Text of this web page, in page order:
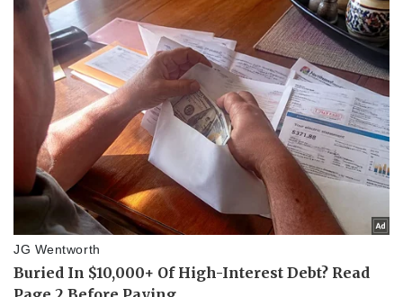
Pháp luật
Tin nóng
Tư vấn luật
Quân sự - Quốc phòng
Vũ khí
Việt Nam